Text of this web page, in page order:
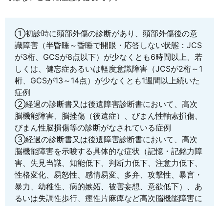
①初診時に頭部外傷の診断があり、頭部外傷後の意
識障害（半昏睡～昏睡で開眼・応答しない状態：JCS
が3桁、GCSが8点以下）が少なくとも6時間以上、若
しくは、健忘症あるいは軽度意識障害（JCSが2桁～1
桁、GCSが13～14点）が少なくとも1週間以上続いた
症例
②経過の診断書又は後遺障害診断書において、高次
脳機能障害、脳挫傷（後遺症）、びまん性軸索損傷、
びまん性脳損傷等の診断がなされている症例
③経過の診断書又は後遺障害診断書において、高次
脳機能障害を示唆する具体的な症状（記憶・記銘力障
害、失見当識、知能低下、判断力低下、注意力低下、
性格変化、易怒性、感情易変、多弁、攻撃性、暴言・
暴力、幼稚性、病的嫉妬、被害妄想、意欲低下）、あ
るいは失調性歩行、痙性片麻痺など高次脳機能障害に